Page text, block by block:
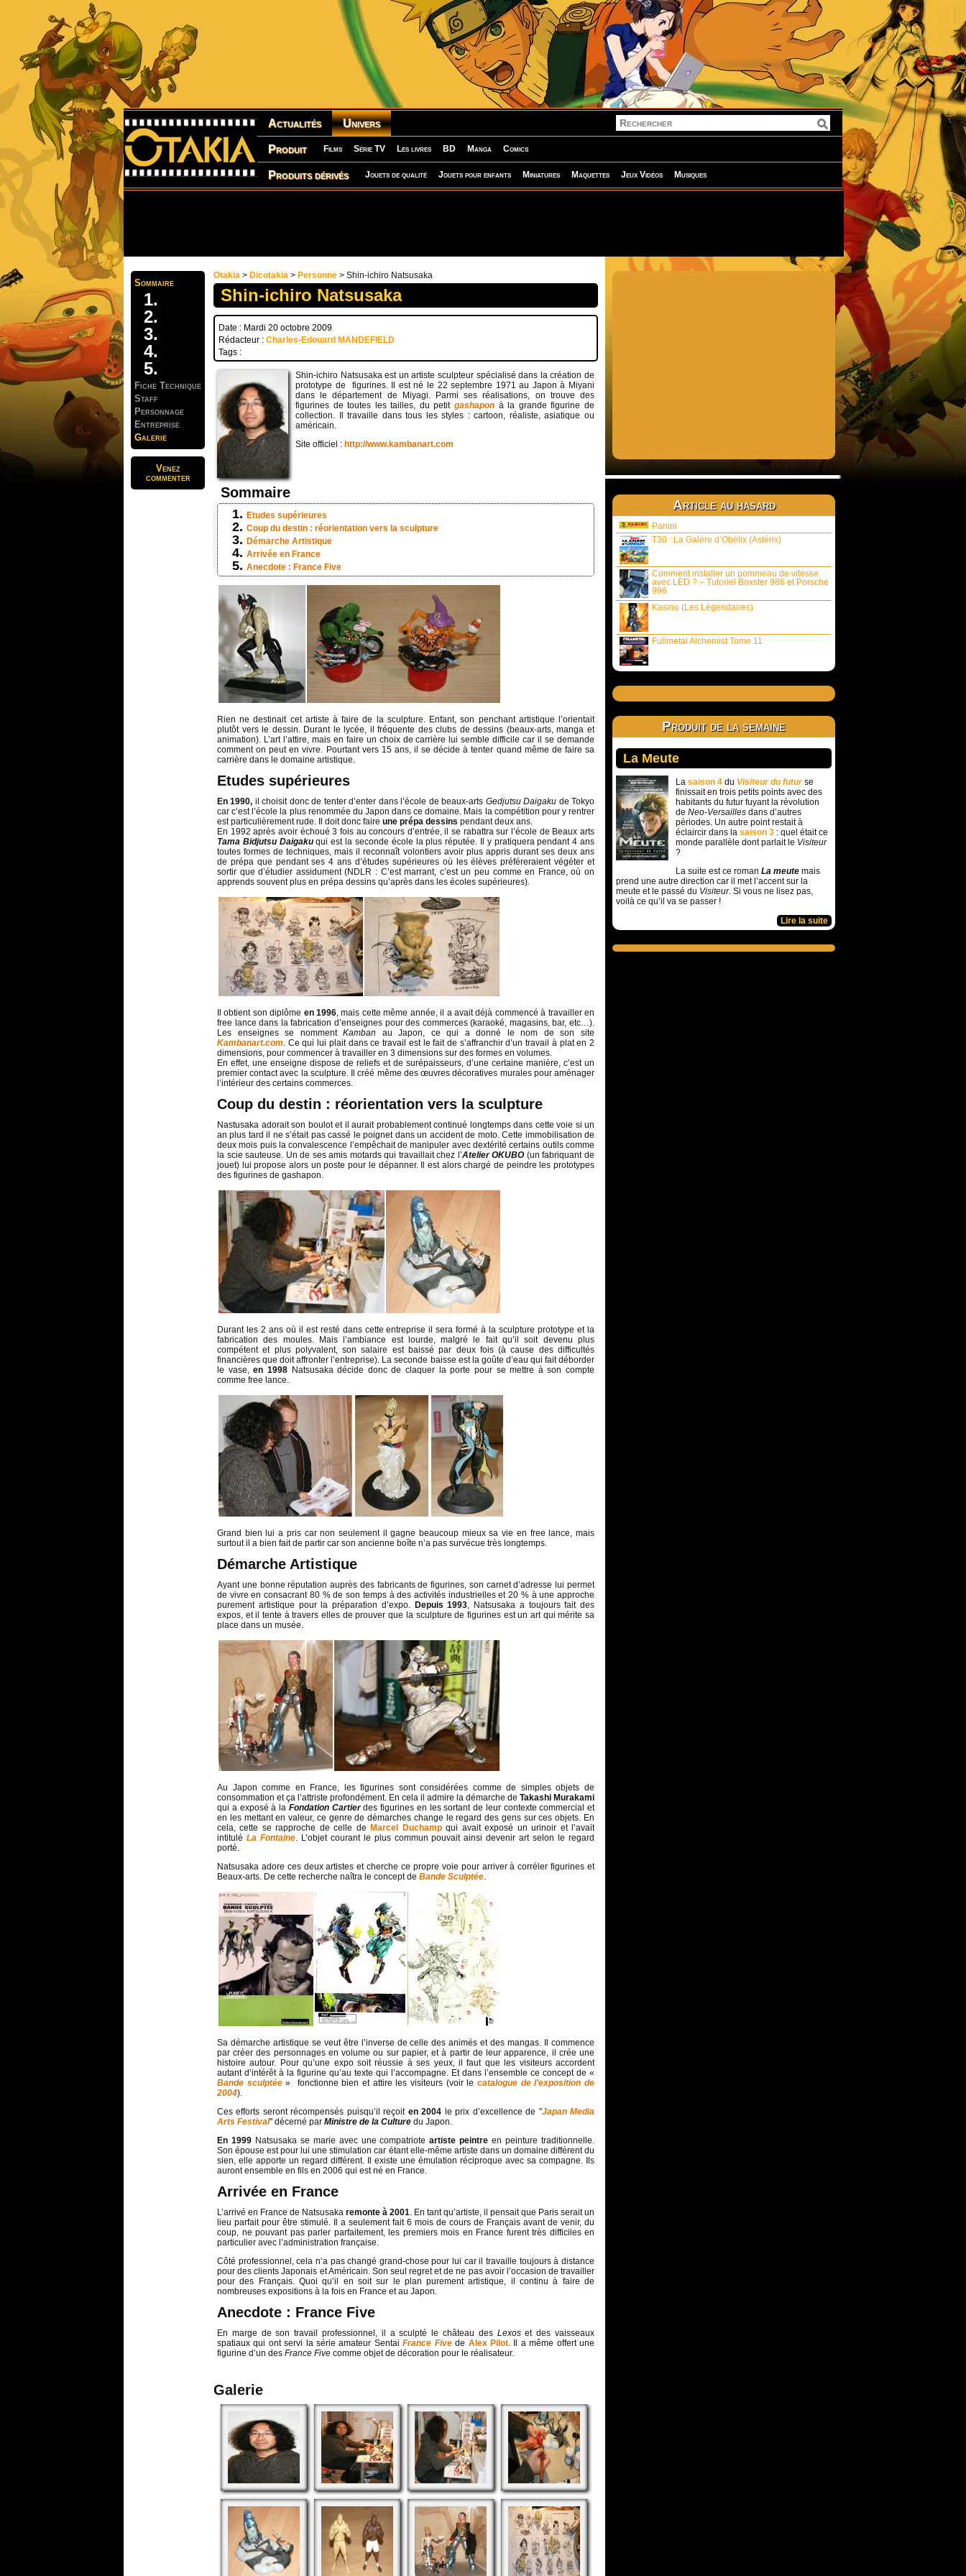
Actualités Univers
Produit Films Série TV Les livres BD Manga Comics
Produits dérivés Jouets de qualité Jouets pour enfants Miniatures Maquettes Jeux Vidéos Musiques
Sommaire
Fiche Technique
Staff
Personnage
Entreprise
Galerie
Venez
commenter
Otakia > Dicotakia > Personne > Shin-ichiro Natsusaka
Shin-ichiro Natsusaka
Date : Mardi 20 octobre 2009
Rédacteur : Charles-Edouard MANDEFIELD
Tags :
Shin-ichiro Natsusaka est un artiste sculpteur spécialisé dans la création de
prototype de figurines. Il est né le 22 septembre 1971 au Japon à Miyani
dans le département de Miyagi. Parmi ses réalisations, on trouve des
figurines de toutes les tailles, du petitgashapon à la grande figurine de
collection. Il travaille dans tous les styles : cartoon, réaliste, asiatique ou
américain.
Site officiel : http://www.kambanart.com
Sommaire
Etudes supérieures
Coup du destin : réorientation vers la sculpture
Démarche Artistique
Arrivée en France
Anecdote : France Five
Rien ne destinait cet artiste à faire de la sculpture. Enfant, son penchant artistique l’orientait
plutôt vers le dessin. Durant le lycée, il fréquente des clubs de dessins (beaux-arts, manga et
animation). L’art l’attire, mais en faire un choix de carrière lui semble difficile car il se demande
comment on peut en vivre. Pourtant vers 15 ans, il se décide à tenter quand même de faire sa
carrière dans le domaine artistique.
Etudes supérieures
En 1990, il choisit donc de tenter d’enter dans l’école de beaux-arts Gedjutsu Daigaku de Tokyo
car c’est l’école la plus renommée du Japon dans ce domaine. Mais la compétition pour y rentrer
est particulièrement rude. Il doit donc faire une prépa dessins pendant deux ans.
En 1992 après avoir échoué 3 fois au concours d’entrée, il se rabattra sur l’école de Beaux arts
Tama Bidjutsu Daigakuqui est la seconde école la plus réputée. Il y pratiquera pendant 4 ans
toutes formes de techniques, mais il reconnaît volontiers avoir plus appris durant ses deux ans
de prépa que pendant ses 4 ans d’études supérieures où les élèves préféreraient végéter et
sortir que d’étudier assidument (NDLR : C’est marrant, c’est un peu comme en France, où on
apprends souvent plus en prépa dessins qu’après dans les écoles supérieures).
Il obtient son diplôme en 1996, mais cette même année, il a avait déjà commencé à travailler en
free lance dans la fabrication d’enseignes pour des commerces (karaoké, magasins, bar, etc…).
Les enseignes se nommentKamban au Japon, ce qui a donné le nom de son site
Kambanart.com. Ce qui lui plait dans ce travail est le fait de s’affranchir d’un travail à plat en 2
dimensions, pour commencer à travailler en 3 dimensions sur des formes en volumes.
En effet, une enseigne dispose de reliefs et de surépaisseurs, d’une certaine manière, c’est un
premier contact avec la sculpture. Il créé même des œuvres décoratives murales pour aménager
l’intérieur des certains commerces.
Coup du destin : réorientation vers la sculpture
Nastusaka adorait son boulot et il aurait probablement continué longtemps dans cette voie si un
an plus tard il ne s’était pas cassé le poignet dans un accident de moto. Cette immobilisation de
deux mois puis la convalescence l’empêchait de manipuler avec dextérité certains outils comme
la scie sauteuse. Un de ses amis motards qui travaillait chez l’Atelier OKUBO(un fabriquant de
jouet) lui propose alors un poste pour le dépanner. Il est alors chargé de peindre les prototypes
des figurines de gashapon.
Durant les 2 ans où il est resté dans cette entreprise il sera formé à la sculpture prototype et la
fabrication des moules. Mais l’ambiance est lourde, malgré le fait qu’il soit devenu plus
compétent et plus polyvalent, son salaire est baissé par deux fois (à cause des difficultés
financières que doit affronter l’entreprise). La seconde baisse est la goûte d’eau qui fait déborder
le vase,en 1998Natsusaka décide donc de claquer la porte pour se mettre à son compte
comme free lance.
Grand bien lui a pris car non seulement il gagne beaucoup mieux sa vie en free lance, mais
surtout il a bien fait de partir car son ancienne boîte n’a pas survécue très longtemps.
Démarche Artistique
Ayant une bonne réputation auprès des fabricants de figurines, son carnet d’adresse lui permet
de vivre en consacrant 80 % de son temps à des activités industrielles et 20 % à une approche
purement artistique pour la préparation d’expo. Depuis 1993, Natsusaka a toujours fait des
expos, et il tente à travers elles de prouver que la sculpture de figurines est un art qui mérite sa
place dans un musée.
Au Japon comme en France, les figurines sont considérées comme de simples objets de
consommation et ça l’attriste profondément. En cela il admire la démarche de Takashi Murakami
qui a exposé à la Fondation Cartierdes figurines en les sortant de leur contexte commercial et
en les mettant en valeur, ce genre de démarches change le regard des gens sur ces objets. En
cela, cette se rapproche de celle de Marcel Duchampqui avait exposé un urinoir et l’avait
intitulé La Fontaine. L’objet courant le plus commun pouvait ainsi devenir art selon le regard
porté.
Natsusaka adore ces deux artistes et cherche ce propre voie pour arriver à corréler figurines et
Beaux-arts. De cette recherche naîtra le concept de Bande Sculptée.
Sa démarche artistique se veut être l’inverse de celle des animés et des mangas. Il commence
par créer des personnages en volume ou sur papier, et à partir de leur apparence, il crée une
histoire autour. Pour qu’une expo soit réussie à ses yeux, il faut que les visiteurs accordent
autant d’intérêt à la figurine qu’au texte qui l’accompagne. Et dans l’ensemble ce concept de «
Bande sculptée» fonctionne bien et attire les visiteurs (voir lecatalogue de l’exposition de
2004).
Ces efforts seront récompensés puisqu’il reçoit en 2004 le prix d’excellence de "Japan Media
Arts Festival" décerné par Ministre de la Culture du Japon.
En 1999Natsusaka se marie avec une compatrioteartiste peintre en peinture traditionnelle.
Son épouse est pour lui une stimulation car étant elle-même artiste dans un domaine différent du
sien, elle apporte un regard différent. Il existe une émulation réciproque avec sa compagne. Ils
auront ensemble en fils en 2006 qui est né en France.
Arrivée en France
L’arrivé en France de Natsusaka remonte à 2001. En tant qu’artiste, il pensait que Paris serait un
lieu parfait pour être stimulé. Il a seulement fait 6 mois de cours de Français avant de venir, du
coup, ne pouvant pas parler parfaitement, les premiers mois en France furent très difficiles en
particulier avec l’administration française.
Côté professionnel, cela n’a pas changé grand-chose pour lui car il travaille toujours à distance
pour des clients Japonais et Américain. Son seul regret et de ne pas avoir l’occasion de travailler
pour des Français. Quoi qu’il en soit sur le plan purement artistique, il continu à faire de
nombreuses expositions à la fois en France et au Japon.
Anecdote : France Five
En marge de son travail professionnel, il a sculpté le château des Lexoset des vaisseaux
spatiaux qui ont servi la série amateur SentaiFrance Fivede Alex Pilot. Il a même offert une
figurine d’un des France Five comme objet de décoration pour le réalisateur.
Galerie
Article au hasard
Panini
T30 : La Galère d’Obélix (Astérix)
Comment installer un pommeau de vitesse
avec LED ? – Tutoriel Boxster 986 et Porsche
996
Kasino (Les Légendaires)
Fullmetal Alchemist Tome 11
Produit de la semaine
La Meute
La saison 4 du Visiteur du futurse
finissait en trois petits points avec des
habitants du futur fuyant la révolution
de Neo-Versailles dans d’autres
périodes. Un autre point restait à
éclaircir dans la saison 3 : quel était ce
monde parallèle dont parlait le Visiteur
?
La suite est ce roman La meute mais
prend une autre direction car il met l’accent sur la
meute et le passé du Visiteur. Si vous ne lisez pas,
voilà ce qu’il va se passer !
Lire la suite